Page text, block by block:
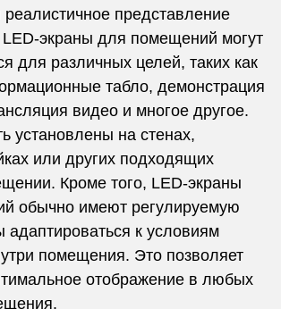
представление
экраны для помещений могут
для различных целей, таких как
табло, демонстрация
видео и многое другое.
установлены на стенах,
или других подходящих
Кроме того, LED-экраны
обычно имеют регулируемую
адаптироваться к условиям
помещения. Это позволяет
отображение в любых